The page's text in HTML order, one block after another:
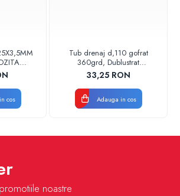
cos
Tub drenaj d,110 gofrat
360grd, Dublustrat
verde/negru 110152 Drainkit
33,25 RON
Adauga in cos
noastre